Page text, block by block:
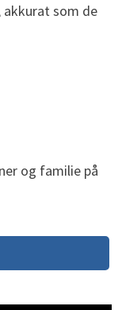
akkurat som de
og familie på